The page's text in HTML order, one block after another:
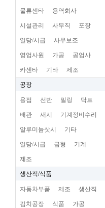
물류센타 용역회사
시설관리 사무직 포장
일당/시급 사무보조
영업사원 가공 공업사
카센타 기타 제조
공장
용접 선반 밀링 닥트
배관 새시 기계정비수리
알루미늄삿시 기타
일당/시급 금형 기계
제조
생산직/식품
자동차부품 제조 생산직
김치공장 식품 가공